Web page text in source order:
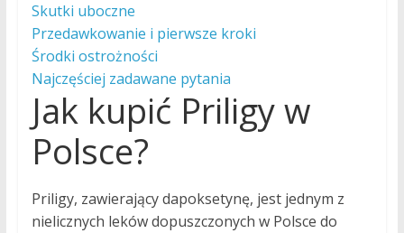
Skutki uboczne
Przedawkowanie i pierwsze kroki
Środki ostrożności
Najczęściej zadawane pytania
Jak kupić Priligy w
Polsce?
Priligy, zawierający dapoksetynę, jest jednym z
nielicznych leków dopuszczonych w Polsce do